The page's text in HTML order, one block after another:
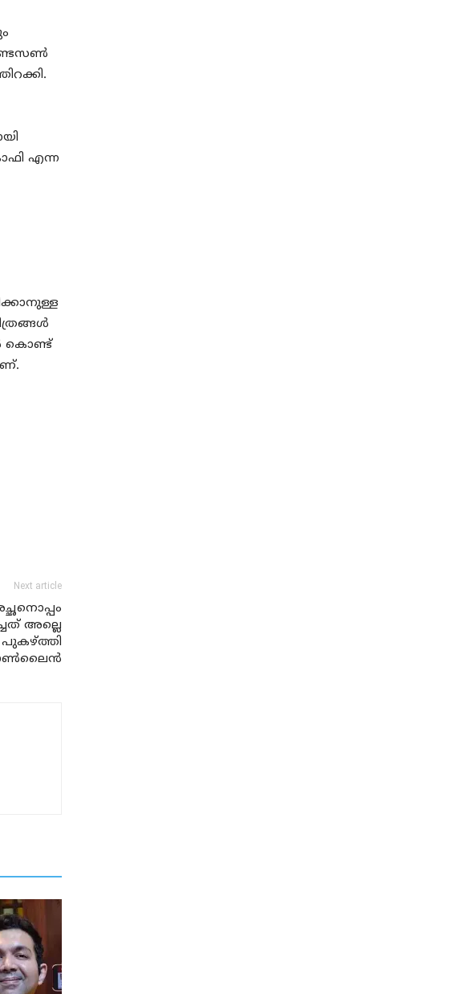
എന്ന
കൊണ്ട്
Next article
അല്ലെ
പുകഴ്ത്തി
ഓണ്‍ലൈന്‍